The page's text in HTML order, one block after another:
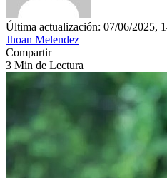
Última actualización: 07/06/2025,
Jhoan Melendez
Compartir
3 Min de Lectura